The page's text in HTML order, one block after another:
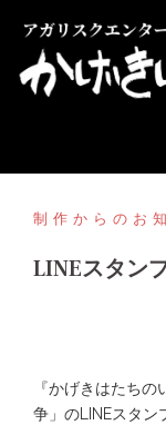
制作からのお
LINEスタン
『かげきはたち
争」のLINEスタン